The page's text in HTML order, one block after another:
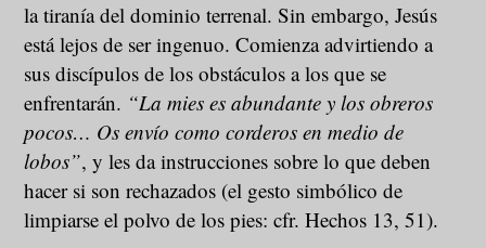
la tiranía del dominio terrenal. Sin embargo, Jesús
está lejos de ser ingenuo. Comienza advirtiendo a
sus discípulos de los obstáculos a los que se
enfrentarán. “La mies es abundante y los obreros
pocos… Os envío como corderos en medio de
lobos”, y les da instrucciones sobre lo que deben
hacer si son rechazados (el gesto simbólico de
limpiarse el polvo de los pies: cfr. Hechos 13, 51).